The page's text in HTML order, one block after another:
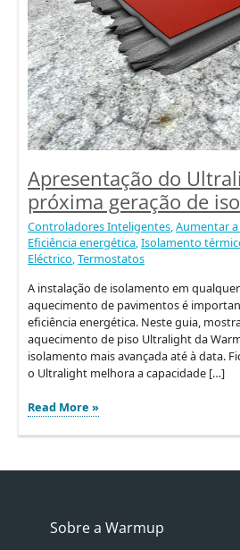
Apresentação do
próxima geração de
Controladores Inteligentes,Aumentar a
Eficiência energética,Isolamento
Eléctrico,Termostatos
A instalação de isolamento em
aquecimento de pavimentos é
eficiência energética. Neste guia,
aquecimento de piso Ultralight da
isolamento mais avançada até à data.
o Ultralight melhora a capacidade […]
Apresentação
Ultralight
–
geração
Read More »
Sobre a Warmup